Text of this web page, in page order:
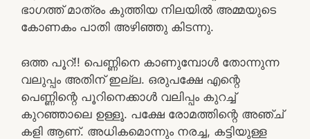
ഭാഗത്ത് മാത്രം കുത്തിയ നിലയിൽ അമ്മയുടെ
കോണകം പാതി അഴിഞ്ഞു കിടന്നു.
ഒത്ത പൂറ്!! പെണ്ണിനെ കാണുമ്പോൾ തോന്നുന്ന
വലുപ്പം അതിന് ഇല്ല. ഒരുപക്ഷേ എന്റെ
പെണ്ണിന്റെ പൂറിനെക്കാൾ വലിപ്പം കുറച്ച്
കുറഞ്ഞാലെ ഉള്ളൂ. പക്ഷേ രോമത്തിന്റെ അഞ്ച്
കളി ആണ്. അധികമൊന്നും നരച്ച, കട്ടിയുള്ള